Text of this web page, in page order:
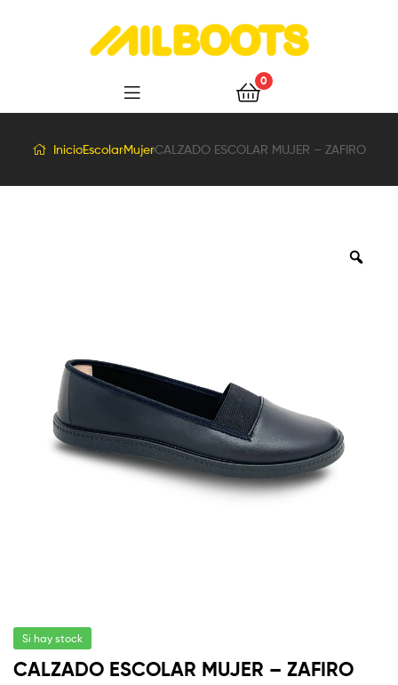
0
InicioEscolarMujerCALZADO ESCOLAR MUJER – ZAFIRO
Si hay stock
CALZADO ESCOLAR MUJER – ZAFIRO